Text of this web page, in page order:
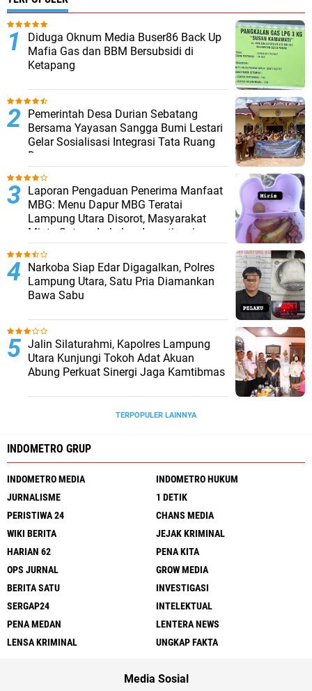
Diduga Oknum Media Buser86 Back Up
Mafia Gas dan BBM Bersubsidi di
Ketapang
Pemerintah Desa Durian Sebatang
Bersama Yayasan Sangga Bumi Lestari
Gelar Sosialisasi Integrasi Tata Ruang
Desa
Laporan Pengaduan Penerima Manfaat
MBG: Menu Dapur MBG Teratai
Lampung Utara Disorot, Masyarakat
Minta Satgas Lakukan Investigasi
Narkoba Siap Edar Digagalkan, Polres
Lampung Utara, Satu Pria Diamankan
Bawa Sabu
Jalin Silaturahmi, Kapolres Lampung
Utara Kunjungi Tokoh Adat Akuan
Abung Perkuat Sinergi Jaga Kamtibmas
TERPOPULER LAINNYA
INDOMETRO GRUP
INDOMETRO MEDIA
INDOMETRO HUKUM
JURNALISME
1 DETIK
PERISTIWA 24
CHANS MEDIA
WIKI BERITA
JEJAK KRIMINAL
HARIAN 62
PENA KITA
OPS JURNAL
GROW MEDIA
BERITA SATU
INVESTIGASI
SERGAP24
INTELEKTUAL
PENA MEDAN
LENTERA NEWS
LENSA KRIMINAL
UNGKAP FAKTA
Media Sosial